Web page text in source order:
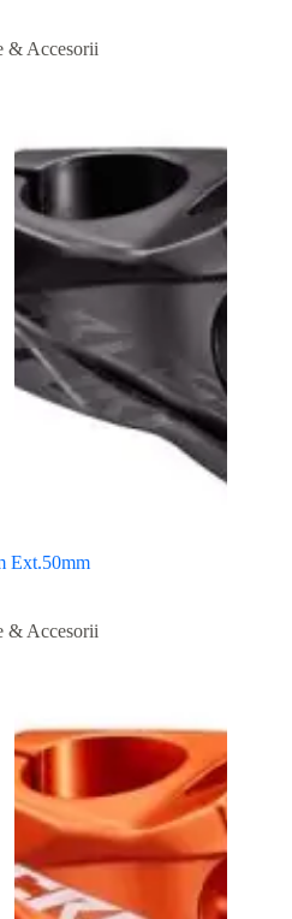
& Accesorii
Ext.50mm
& Accesorii